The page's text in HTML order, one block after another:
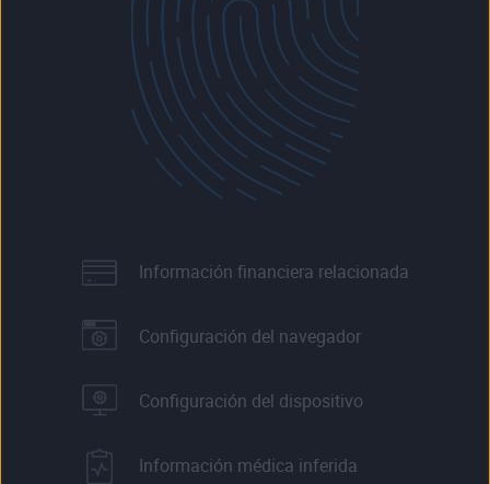
Información financiera relacionada
Configuración del navegador
Configuración del dispositivo
Información médica inferida